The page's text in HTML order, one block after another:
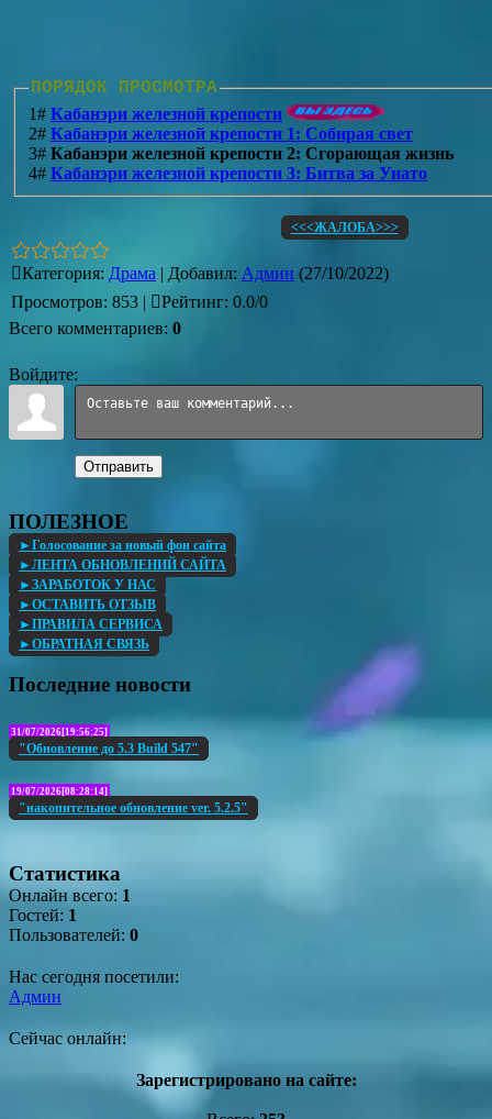
ПОРЯДОК ПРОСМОТРА
1# Кабанэри железной крепости
2# Кабанэри железной крепости 1: Собирая свет
3# Кабанэри железной крепости 2: Сгорающая жизнь
4# Кабанэри железной крепости 3: Битва за Унато
<<<ЖАЛОБА>>>
Категория: Драма | Добавил: Админ (27/10/2022)
Просмотров: 853 | Рейтинг: 0.0/0
Всего комментариев: 0
Войдите:
Отправить
ПОЛЕЗНОЕ
►Голосование за новый фон сайта
►ЛЕНТА ОБНОВЛЕНИЙ САЙТА
►ЗАРАБОТОК У НАС
►ОСТАВИТЬ ОТЗЫВ
►ПРАВИЛА СЕРВИСА
►ОБРАТНАЯ СВЯЗЬ
Последние новости
31/07/2026[19:56:25]
"Обновление до 5.3 Build 547"
19/07/2026[08:28:14]
"накопительное обновление ver. 5.2.5"
Статистика
Онлайн всего: 1
Гостей: 1
Пользователей: 0
Нас сегодня посетили:
Админ
Сейчас онлайн:
Зарегистрировано на сайте: